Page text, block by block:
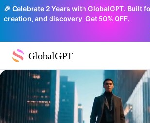
🎉 Celebrate 2 Years with GlobalGPT. Built
creation, and discovery. Get 50% OFF.
GlobalGPT